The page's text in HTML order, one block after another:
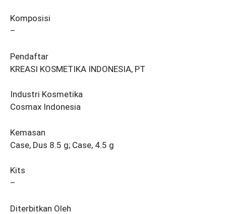
Komposisi
–
Pendaftar
KREASI KOSMETIKA INDONESIA, PT
Industri Kosmetika
Cosmax Indonesia
Kemasan
Case, Dus 8.5 g; Case, 4.5 g
Kits
–
Diterbitkan Oleh